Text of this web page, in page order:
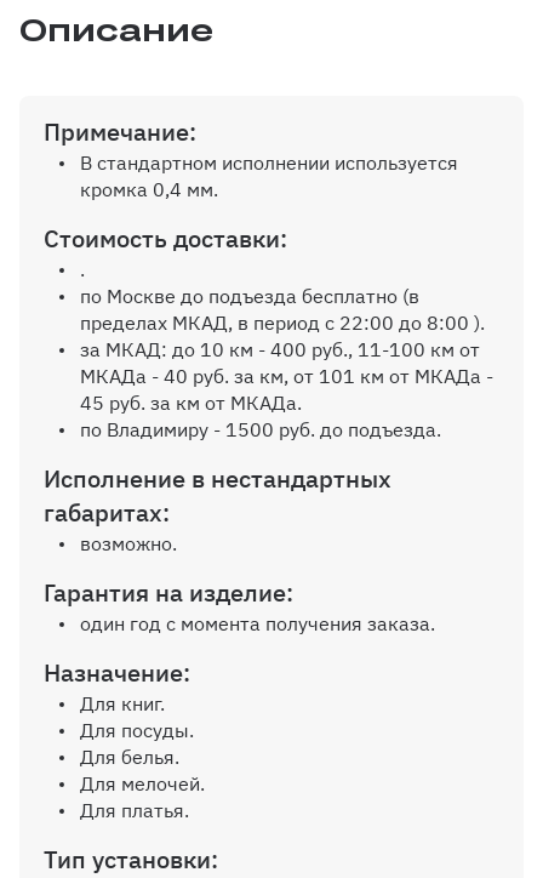
Тип рамки фасада
Выбрать
Ручки
Материалы как на
Корпус и фасады в цвете
фотографии: Фото 2
Корпус и рамка МДФ в
цвете Ясень шимо темный,
фасады в цвете Ясень
Описание
Примечание:
В стандартном исполнении используется
кромка 0,4 мм.
Стоимость доставки:
.
по Москве до подъезда бесплатно (в
пределах МКАД, в период с 22:00 до 8:00 ).
за МКАД: до 10 км - 400 руб., 11-100 км от
МКАДа - 40 руб. за км, от 101 км от МКАДа -
45 руб. за км от МКАДа.
по Владимиру - 1500 руб. до подъезда.
Исполнение в нестандартных
габаритах:
возможно.
Гарантия на изделие:
один год с момента получения заказа.
Назначение:
Для книг.
Для посуды.
Для белья.
Для мелочей.
Для платья.
Тип установки: